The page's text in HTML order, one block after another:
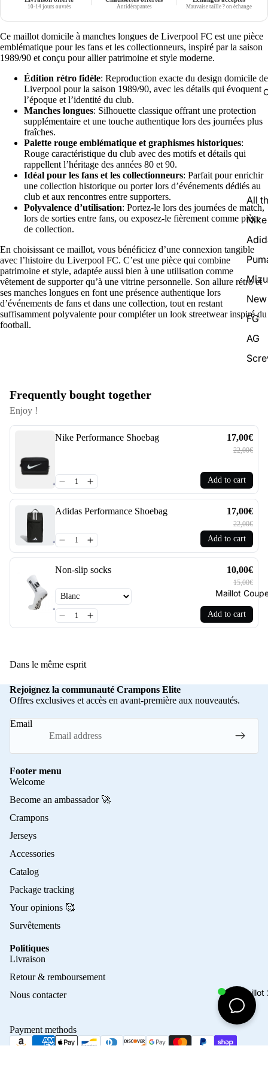
All
Nike
FG
AG
Maillot
10-14 jours ouvrés Antidérapantes Mauvaise taille ? on échange
Ce maillot domicile à manches longues de Liverpool FC est une pièce
emblématique pour les fans et les collectionneurs, inspiré par la saison
1989/90 et conçu pour allier patrimoine et style moderne.
Édition rétro fidèle: Reproduction exacte du design domicile de
Liverpool pour la saison 1989/90, avec les détails qui évoquent
l’époque et l’identité du club.
Manches longues: Silhouette classique offrant une protection
supplémentaire et une touche authentique lors des journées plus
fraîches.
Palette rouge emblématique et graphismes historiques:
Rouge caractéristique du club avec des motifs et détails qui
rappellent l’héritage des années 80 et 90.
Idéal pour les fans et les collectionneurs: Parfait pour enrichir
une collection historique ou porter lors d’événements dédiés au
club et aux rencontres entre supporters.
Polyvalence d’utilisation: Portez-le lors des journées de match,
lors de sorties entre fans, ou exposez-le fièrement comme pièce
de collection.
En choisissant ce maillot, vous bénéficiez d’une connexion tangible
avec l’histoire du Liverpool FC. C’est une pièce qui combine
patrimoine et style, adaptée aussi bien à une utilisation comme
vêtement de supporter qu’à une vitrine personnelle. Son allure rétro et
ses manches longues en font une présence authentique lors
d’événements de fans et dans une collection, tout en restant
suffisamment polyvalente pour compléter un look streetwear inspiré du
football.
Frequently bought together
Enjoy !
Nike Performance Shoebag 17,00€
22,00€
Add to cart
Adidas Performance Shoebag 17,00€
22,00€
Add to cart
Non-slip socks 10,00€
15,00€
Add to cart
Dans le même esprit
Rejoignez la communauté Crampons Elite
Offres exclusives et accès en avant-première aux nouveautés.
Email
Footer menu
Welcome
Become an ambassador 🚀
Crampons
Jerseys
Accessories
Catalog
Package tracking
Your opinions 🥰
Survêtements
Politiques
Livraison
Retour & remboursement
Nous contacter
Payment methods
Terms of sale